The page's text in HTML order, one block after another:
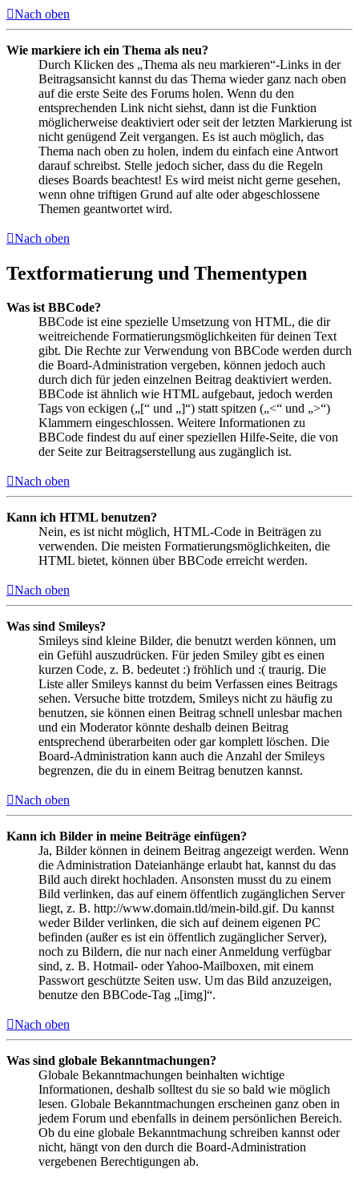
Nach oben
Wie markiere ich ein Thema als neu?
Durch Klicken des „Thema als neu markieren“-Links in der
Beitragsansicht kannst du das Thema wieder ganz nach oben
auf die erste Seite des Forums holen. Wenn du den
entsprechenden Link nicht siehst, dann ist die Funktion
möglicherweise deaktiviert oder seit der letzten Markierung ist
nicht genügend Zeit vergangen. Es ist auch möglich, das
Thema nach oben zu holen, indem du einfach eine Antwort
darauf schreibst. Stelle jedoch sicher, dass du die Regeln
dieses Boards beachtest! Es wird meist nicht gerne gesehen,
wenn ohne triftigen Grund auf alte oder abgeschlossene
Themen geantwortet wird.
Nach oben
Textformatierung und Thementypen
Was ist BBCode?
BBCode ist eine spezielle Umsetzung von HTML, die dir
weitreichende Formatierungsmöglichkeiten für deinen Text
gibt. Die Rechte zur Verwendung von BBCode werden durch
die Board-Administration vergeben, können jedoch auch
durch dich für jeden einzelnen Beitrag deaktiviert werden.
BBCode ist ähnlich wie HTML aufgebaut, jedoch werden
Tags von eckigen („[“ und „]“) statt spitzen („<“ und „>“)
Klammern eingeschlossen. Weitere Informationen zu
BBCode findest du auf einer speziellen Hilfe-Seite, die von
der Seite zur Beitragserstellung aus zugänglich ist.
Nach oben
Kann ich HTML benutzen?
Nein, es ist nicht möglich, HTML-Code in Beiträgen zu
verwenden. Die meisten Formatierungsmöglichkeiten, die
HTML bietet, können über BBCode erreicht werden.
Nach oben
Was sind Smileys?
Smileys sind kleine Bilder, die benutzt werden können, um
ein Gefühl auszudrücken. Für jeden Smiley gibt es einen
kurzen Code, z. B. bedeutet :) fröhlich und :( traurig. Die
Liste aller Smileys kannst du beim Verfassen eines Beitrags
sehen. Versuche bitte trotzdem, Smileys nicht zu häufig zu
benutzen, sie können einen Beitrag schnell unlesbar machen
und ein Moderator könnte deshalb deinen Beitrag
entsprechend überarbeiten oder gar komplett löschen. Die
Board-Administration kann auch die Anzahl der Smileys
begrenzen, die du in einem Beitrag benutzen kannst.
Nach oben
Kann ich Bilder in meine Beiträge einfügen?
Ja, Bilder können in deinem Beitrag angezeigt werden. Wenn
die Administration Dateianhänge erlaubt hat, kannst du das
Bild auch direkt hochladen. Ansonsten musst du zu einem
Bild verlinken, das auf einem öffentlich zugänglichen Server
liegt, z. B. http://www.domain.tld/mein-bild.gif. Du kannst
weder Bilder verlinken, die sich auf deinem eigenen PC
befinden (außer es ist ein öffentlich zugänglicher Server),
noch zu Bildern, die nur nach einer Anmeldung verfügbar
sind, z. B. Hotmail- oder Yahoo-Mailboxen, mit einem
Passwort geschützte Seiten usw. Um das Bild anzuzeigen,
benutze den BBCode-Tag „[img]“.
Nach oben
Was sind globale Bekanntmachungen?
Globale Bekanntmachungen beinhalten wichtige
Informationen, deshalb solltest du sie so bald wie möglich
lesen. Globale Bekanntmachungen erscheinen ganz oben in
jedem Forum und ebenfalls in deinem persönlichen Bereich.
Ob du eine globale Bekanntmachung schreiben kannst oder
nicht, hängt von den durch die Board-Administration
vergebenen Berechtigungen ab.